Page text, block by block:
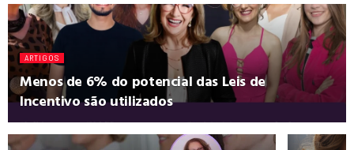
ARTIGOS
Menos de 6% do potencial das Leis de
Incentivo são utilizados